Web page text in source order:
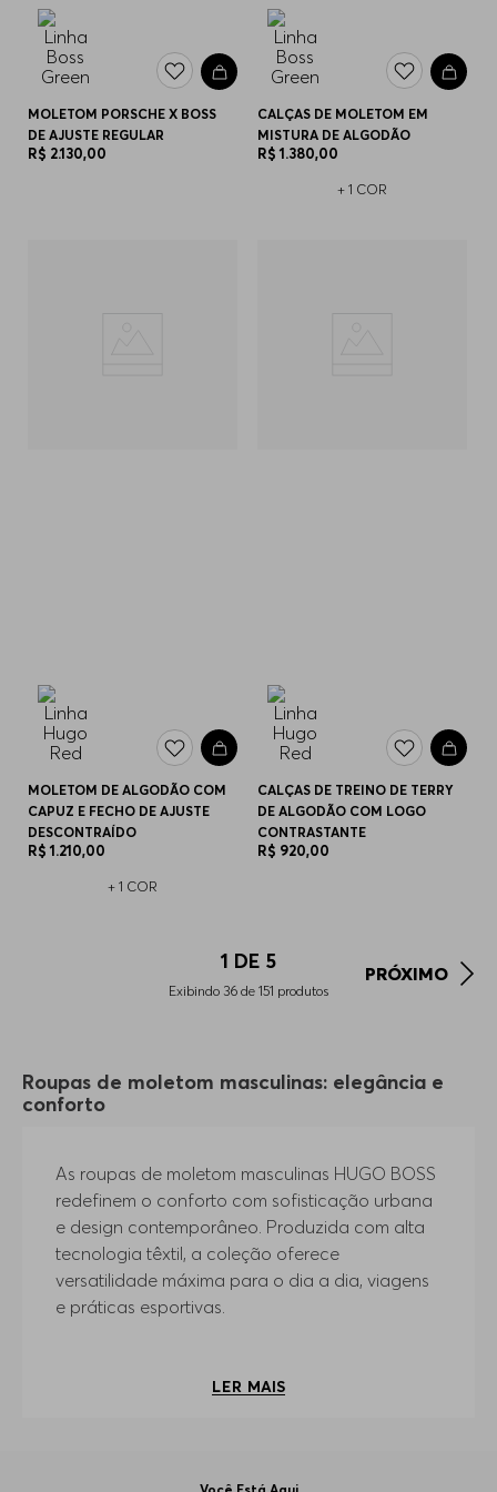
MOLETOM PORSCHE X BOSS
DE AJUSTE REGULAR
R$ 2.130,00
CALÇAS DE MOLETOM EM
MISTURA DE ALGODÃO
R$ 1.380,00
+ 1 COR
MOLETOM DE ALGODÃO COM
CAPUZ E FECHO DE AJUSTE
DESCONTRAÍDO
R$ 1.210,00
+ 1 COR
CALÇAS DE TREINO DE TERRY
DE ALGODÃO COM LOGO
CONTRASTANTE
R$ 920,00
1 DE 5
Exibindo 36 de 151 produtos
PRÓXIMO
Roupas de moletom masculinas: elegância e
conforto
As roupas de moletom masculinas HUGO BOSS
redefinem o conforto com sofisticação urbana
e design contemporâneo. Produzida com alta
tecnologia têxtil, a coleção oferece
versatilidade máxima para o dia a dia, viagens
e práticas esportivas.
LER
Porsche x BOSS